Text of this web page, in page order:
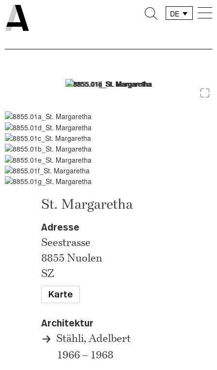
DE
St. Margaretha
Adresse
Seestrasse
8855 Nuolen
SZ
Karte
Architektur
Stähli, Adelbert
1966 – 1968